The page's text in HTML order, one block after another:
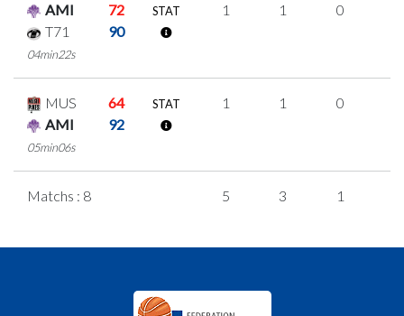
AMI
72
T71
90
04min22s
STAT 1 1 0
MUS
64
AMI
92
05min06s
STAT 1 1 0
Matchs : 8 5 3 1